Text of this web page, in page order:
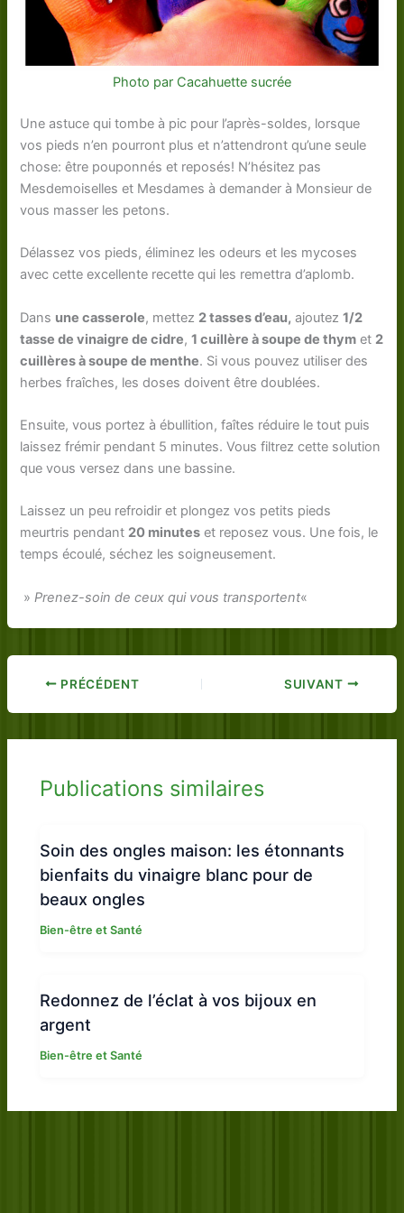
Photo par Cacahuette sucrée
Une astuce qui tombe à pic pour l’après-soldes, lorsque
vos pieds n’en pourront plus et n’attendront qu’une seule
chose: être pouponnés et reposés! N’hésitez pas
Mesdemoiselles et Mesdames à demander à Monsieur de
vous masser les petons.
Délassez vos pieds, éliminez les odeurs et les mycoses
avec cette excellente recette qui les remettra d’aplomb.
Dans une casserole, mettez 2 tasses d’eau, ajoutez1/2
tasse de vinaigre de cidre,1 cuillère à soupe de thym et 2
cuillères à soupe de menthe. Si vous pouvez utiliser des
herbes fraîches, les doses doivent être doublées.
Ensuite, vous portez à ébullition, faîtes réduire le tout puis
laissez frémir pendant 5 minutes. Vous filtrez cette solution
que vous versez dans une bassine.
Laissez un peu refroidir et plongez vos petits pieds
meurtris pendant 20 minutes et reposez vous. Une fois, le
temps écoulé, séchez les soigneusement.
»Prenez-soin de ceux qui vous transportent«
PRÉCÉDENT SUIVANT
Publications similaires
Soin des ongles maison: les étonnants
bienfaits du vinaigre blanc pour de
beaux ongles
Bien-être et Santé
Redonnez de l’éclat à vos bijoux en
argent
Bien-être et Santé